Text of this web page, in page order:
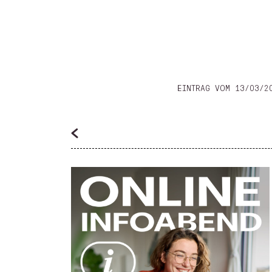
EINTRAG VOM 13/03/